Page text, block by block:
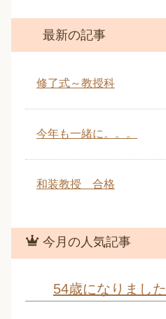
最新の記事
修了式～教授科
今年も一緒に。。。
和装教授 合格
今月の人気記事
54歳になりました